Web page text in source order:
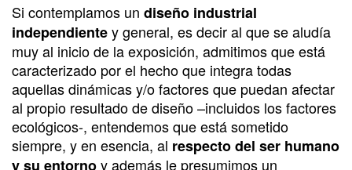
Si contemplamos un diseño industrial
independientey general, es decir al que se aludía
muy al inicio de la exposición, admitimos que está
caracterizado por el hecho que integra todas
aquellas dinámicas y/o factores que puedan afectar
al propio resultado de diseño –incluidos los factores
ecológicos-, entendemos que está sometido
siempre, y en esencia, al respecto del ser humano
y su entornoy además le presumimos un